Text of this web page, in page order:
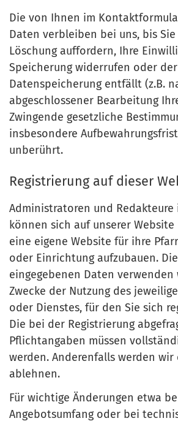
Die von Ihnen im
Daten verbleiben bei uns, bis Sie
Löschung auffordern, Ihre
Speicherung widerrufen oder
Datenspeicherung entfällt (z.B.
abgeschlossener Bearbeitung
Zwingende gesetzliche
insbesondere
unberührt.
Registrierung auf dieser
Administratoren und Redakteure
können sich auf unserer Website
eine eigene Website für ihre
oder Einrichtung aufzubauen.
eingegebenen Daten verwenden
Zwecke der Nutzung des
oder Dienstes, für den Sie sich
Die bei der Registrierung
Pflichtangaben müssen
werden. Anderenfalls werden wir
ablehnen.
Für wichtige Änderungen etwa
Angebotsumfang oder bei